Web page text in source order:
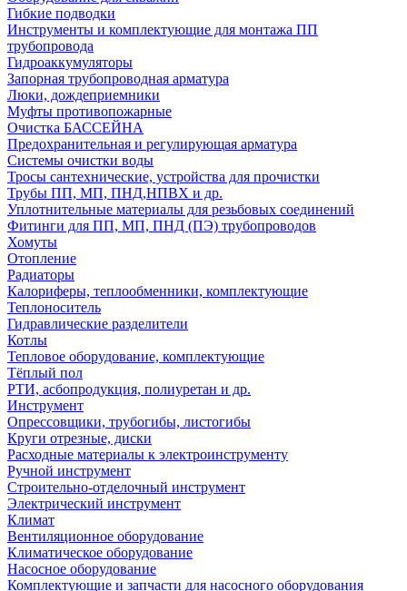
Гибкие подводки
Инструменты и комплектующие для монтажа ПП
трубопровода
Гидроаккумуляторы
Запорная трубопроводная арматура
Люки, дождеприемники
Муфты противопожарные
Очистка БАССЕЙНА
Предохранительная и регулирующая арматура
Системы очистки воды
Тросы сантехнические, устройства для прочистки
Трубы ПП, МП, ПНД,НПВХ и др.
Уплотнительные материалы для резьбовых соединений
Фитинги для ПП, МП, ПНД (ПЭ) трубопроводов
Хомуты
Отопление
Радиаторы
Калориферы, теплообменники, комплектующие
Теплоноситель
Гидравлические разделители
Котлы
Тепловое оборудование, комплектующие
Тёплый пол
РТИ, асбопродукция, полиуретан и др.
Инструмент
Опрессовщики, трубогибы, листогибы
Круги отрезные, диски
Расходные материалы к электроинструменту
Ручной инструмент
Строительно-отделочный инструмент
Электрический инструмент
Климат
Вентиляционное оборудование
Климатическое оборудование
Насосное оборудование
Комплектующие и запчасти для насосного оборудования